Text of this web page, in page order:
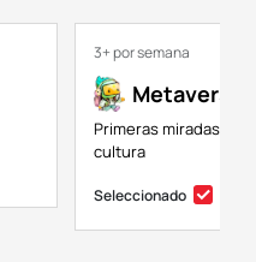
3+ por semana
Metaversal
Primeras miradas a
cultura
Seleccionado